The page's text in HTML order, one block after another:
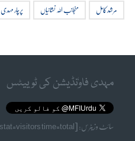
مرشد کامل
منجانب اللہ نشانیاں پرچار مہدی
مہدی فاوٗنڈیشن کی ٹوییٹس
سائٹ وزیٹرس: [wpstatistics stat=visitors time=total]